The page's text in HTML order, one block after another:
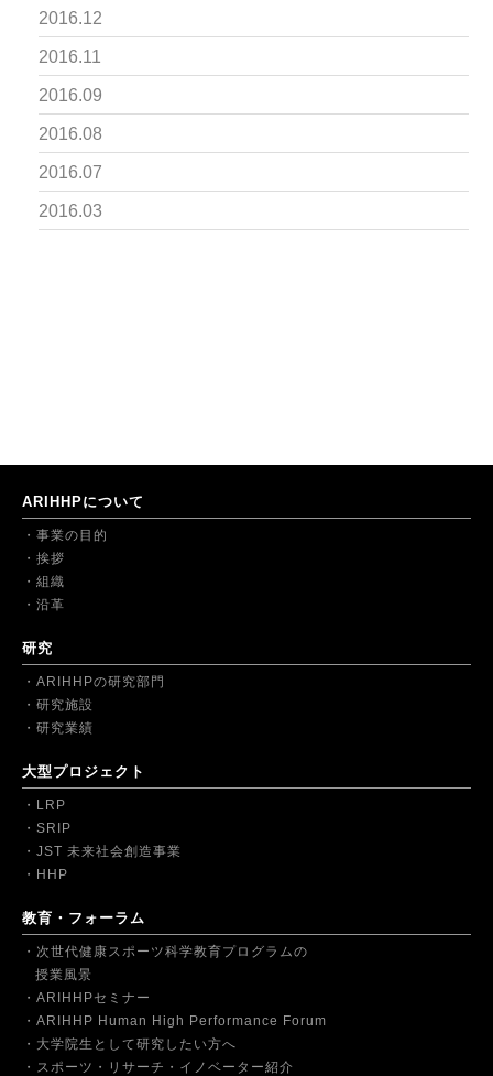
2016.12
2016.11
2016.09
2016.08
2016.07
2016.03
ARIHHPについて
事業の目的
挨拶
組織
沿革
研究
ARIHHPの研究部門
研究施設
研究業績
大型プロジェクト
LRP
SRIP
JST 未来社会創造事業
HHP
教育・フォーラム
次世代健康スポーツ科学教育プログラムの
授業風景
ARIHHPセミナー
ARIHHP Human High Performance Forum
大学院生として研究したい方へ
スポーツ・リサーチ・イノベーター紹介